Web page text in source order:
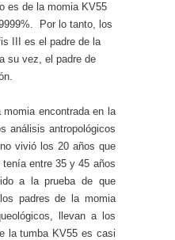
es de la momia KV55
Por lo tanto, los
III es el padre de la
su vez, el padre de
encontrada en la
análisis antropológicos
vivió los 20 años que
entre 35 y 45 años
a la prueba de que
padres de la momia
llevan a los
la tumba KV55 es casi